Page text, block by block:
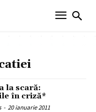
la scară:
în criză*
- 20 ianuarie 2011